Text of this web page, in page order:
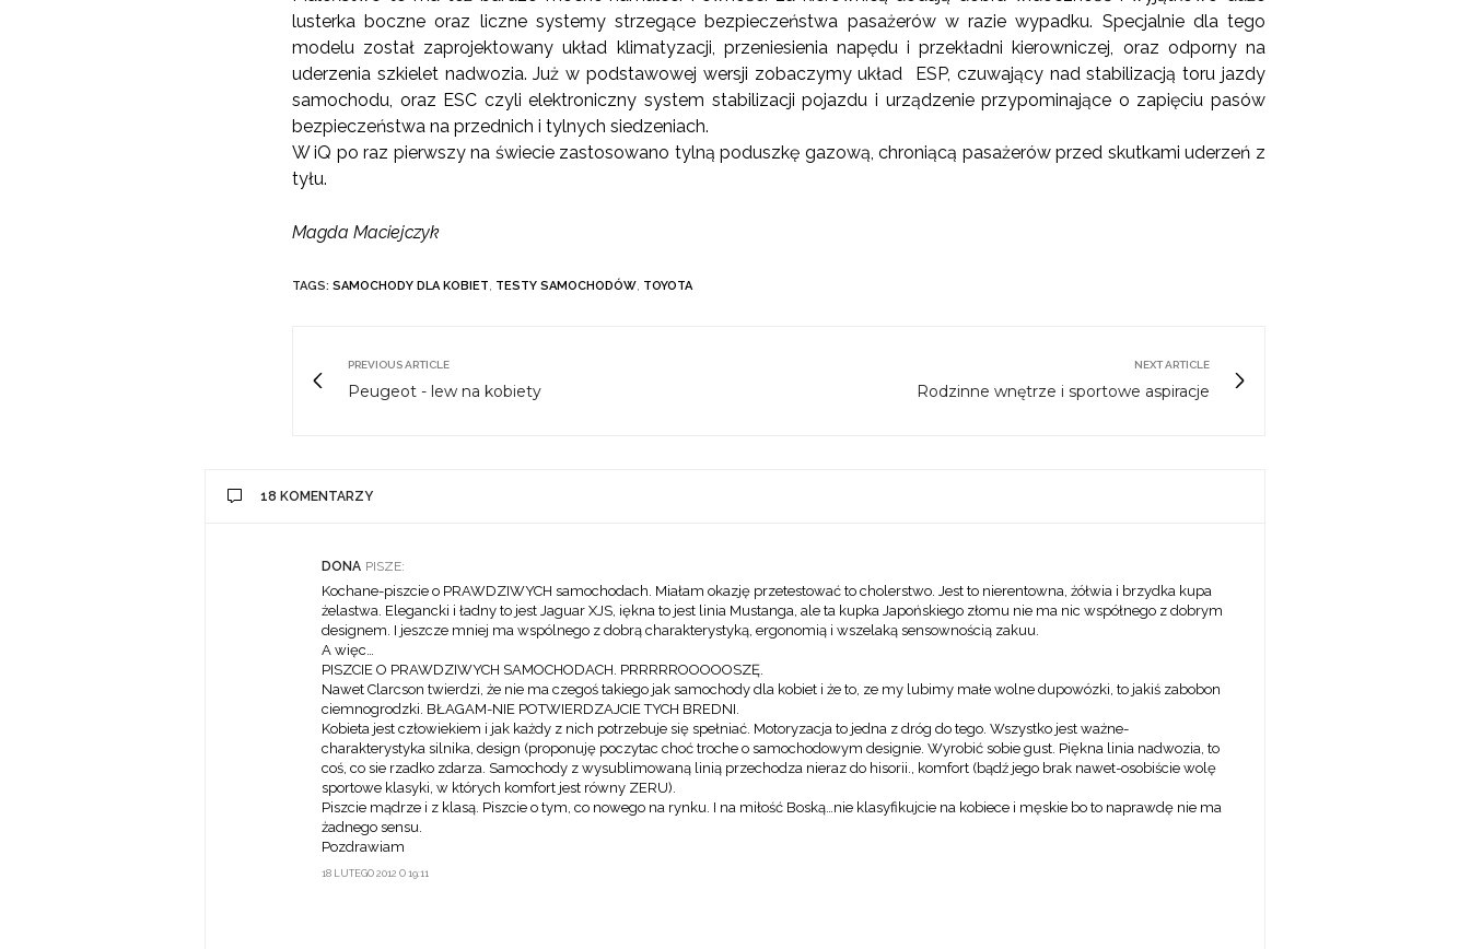
lusterka boczne oraz liczne systemy strzegące bezpieczeństwa pasażerów w razie wypadku. Specjalnie dla tego
modelu został zaprojektowany układ klimatyzacji, przeniesienia napędu i przekładni kierowniczej, oraz odporny na
uderzenia szkielet nadwozia. Już w podstawowej wersji zobaczymy układ ESP, czuwający nad stabilizacją toru jazdy
samochodu, oraz ESC czyli elektroniczny system stabilizacji pojazdu i urządzenie przypominające o zapięciu pasów
bezpieczeństwa na przednich i tylnych siedzeniach.
W iQ po raz pierwszy na świecie zastosowano tylną poduszkę gazową, chroniącą pasażerów przed skutkami uderzeń z
tyłu.
Magda Maciejczyk
TAGS: SAMOCHODY DLA KOBIET, TESTY SAMOCHODÓW, TOYOTA
PREVIOUS ARTICLE
Peugeot - lew na kobiety
NEXT ARTICLE
Rodzinne wnętrze i sportowe aspiracje
18 KOMENTARZY
DONA PISZE:
18 LUTEGO 2012 O 19:11
Kochane-piszcie o PRAWDZIWYCH samochodach. Miałam okazję przetestować to cholerstwo. Jest to nierentowna, żółwia i brzydka kupa
żelastwa. Elegancki i ładny to jest Jaguar XJS, iękna to jest linia Mustanga, ale ta kupka Japońskiego złomu nie ma nic współnego z dobrym
designem. I jeszcze mniej ma wspólnego z dobrą charakterystyką, ergonomią i wszelaką sensownością zakuu.
A więc…
PISZCIE O PRAWDZIWYCH SAMOCHODACH. PRRRRROOOOOSZĘ.
Nawet Clarcson twierdzi, że nie ma czegoś takiego jak samochody dla kobiet i że to, ze my lubimy małe wolne dupowózki, to jakiś zabobon
ciemnogrodzki. BŁAGAM-NIE POTWIERDZAJCIE TYCH BREDNI.
Kobieta jest człowiekiem i jak każdy z nich potrzebuje się spełniać. Motoryzacja to jedna z dróg do tego. Wszystko jest ważne-
charakterystyka silnika, design (proponuję poczytac choć troche o samochodowym designie. Wyrobić sobie gust. Piękna linia nadwozia, to
coś, co sie rzadko zdarza. Samochody z wysublimowaną linią przechodza nieraz do hisorii., komfort (bądź jego brak nawet-osobiście wolę
sportowe klasyki, w których komfort jest równy ZERU).
Piszcie mądrze i z klasą. Piszcie o tym, co nowego na rynku. I na miłość Boską…nie klasyfikujcie na kobiece i męskie bo to naprawdę nie ma
żadnego sensu.
Pozdrawiam